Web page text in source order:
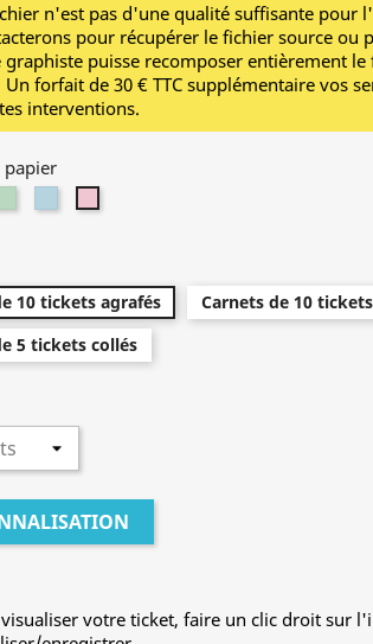
n'est pas d'une qualité suffisante pour
pour récupérer le fichier source ou
puisse recomposer entièrement le
Un forfait de 30 € TTC supplémentaire vos
interventions.
papier
10 tickets agrafés
Carnets de 10
5 tickets collés
votre ticket, faire un clic droit sur